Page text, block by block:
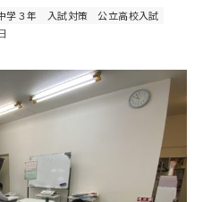
学３年 入試対策 公立高校入試